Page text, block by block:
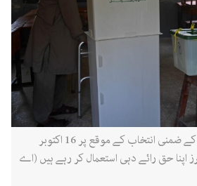
کراچی میں قومی اسمبلی کے ضمنی انتخاب کے موقع پر 16 اکتوبر
وٹرز اپنا حق رائے دہی استعمال کر رہے ہیں (اے